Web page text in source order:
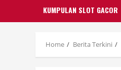
KUMPULAN SLOT GACOR
Home Berita Terkini